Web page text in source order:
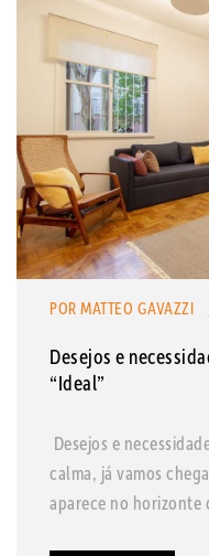
POR MATTEO GAVAZZI
Desejos e
“Ideal”
Desejos e
calma, já vamos
aparece no horizonte